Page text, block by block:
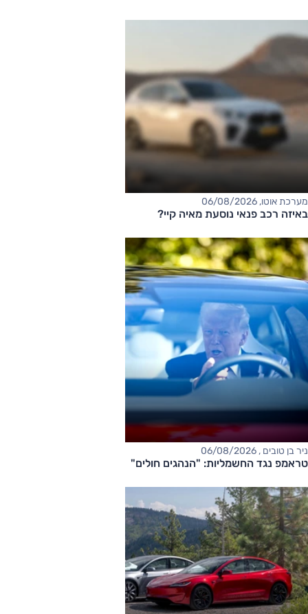
מערכת אוטו, 06/08/2026
באיזה רכב פנאי נוסעת מאיה קיי?
ניר בן טובים , 06/08/2026
טראמפ נגד החשמליות: "הנהגים חולים"